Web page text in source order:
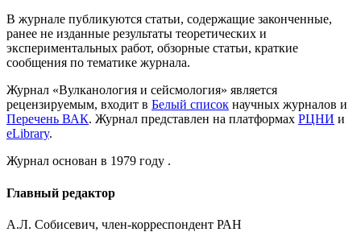
В журнале публикуются статьи, содержащие законченные,
ранее не изданные результаты теоретических и
экспериментальных работ, обзорные статьи, краткие
сообщения по тематике журнала.
Журнал «Вулканология и сейсмология» является
рецензируемым, входит в Белый список научных журналов и
Перечень ВАК. Журнал представлен на платформах РЦНИ и
eLibrary.
Журнал основан в 1979 году .
Главный редактор
А.Л. Собисевич, член-корреспондент РАН